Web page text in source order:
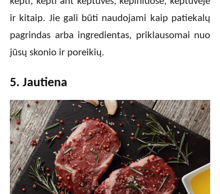
ir kitaip. Jie gali būti naudojami kaip patiekalų
pagrindas arba ingredientas, priklausomai nuo
jūsų skonio ir poreikių.
5. Jautiena